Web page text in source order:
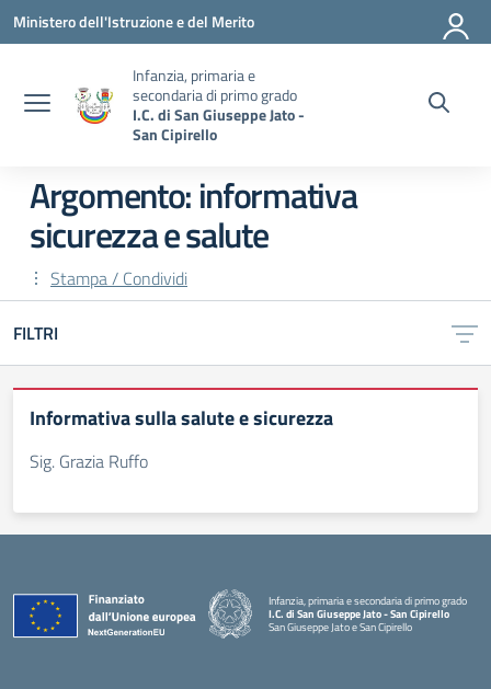
Vai ai contenuti
Vai al menu di navigazione
Vai al footer
Ministero dell'Istruzione e del Merito
Infanzia, primaria e
secondaria di primo grado
I.C. di San Giuseppe Jato -
San Cipirello
Argomento: informativa
sicurezza e salute
Stampa / Condividi
FILTRI
Informativa sulla salute e sicurezza
Sig. Grazia Ruffo
Infanzia, primaria e secondaria di primo grado
I.C. di San Giuseppe Jato - San Cipirello
San Giuseppe Jato e San Cipirello